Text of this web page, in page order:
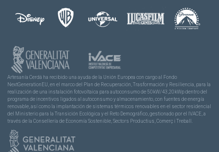
Artesanía Cerdá ha recibido una ayuda de la Unión Europea con cargo al Fondo
NextGenerationEU, en el marco del Plan de Recuperación, Trasformación y Resiliencia, para la
realización de una instalación fotovoltaica para autoconsumo de 50kW/43,20kWp dentro del
programa de incentivos ligados al autoconsumo y almacenamiento, con fuentes de energía
renovable, así como la implantación de sistemas térmicos renovables en el sector residencial
del Ministerio para la Transición Ecológica y el Reto Demográfico, gestionado por el IVACE, a
través de la Consellería de Economía Sostenible, Sectors Productius, Comerç i Treball.